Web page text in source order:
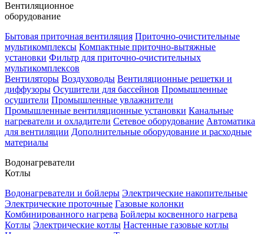
Вентиляционное
оборудование
Бытовая приточная вентиляция Приточно-очистительные
мультикомплексы Компактные приточно-вытяжные
установки Фильтр для приточно-очистительных
мультикомплексов
Вентиляторы Воздуховоды Вентиляционные решетки и
диффузоры Осушители для бассейнов Промышленные
осушители Промышленные увлажнители
Промышленные вентиляционные установки Канальные
нагреватели и охладители Сетевое оборудование Автоматика
для вентиляции Дополнительные оборудование и расходные
материалы
Водонагреватели
Котлы
Водонагреватели и бойлеры Электрические накопительные
Электрические проточные Газовые колонки
Комбинированного нагрева Бойлеры косвенного нагрева
Котлы Электрические котлы Настенные газовые котлы